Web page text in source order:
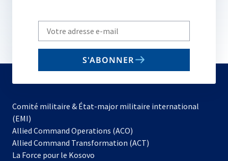
Write
your
email
S'ABONNER
Comité militaire & État-major militaire international
(EMI)
Allied Command Operations (ACO)
dans
Allied Command Transformation (ACT)
La Force pour le Kosovo